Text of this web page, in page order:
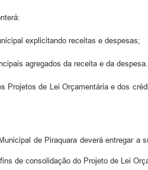
explicitando receitas e despesas;
agregados da receita e da despesa.
Projetos de Lei Orçamentária e dos
de Piraquara deverá entregar
de consolidação do Projeto de Lei